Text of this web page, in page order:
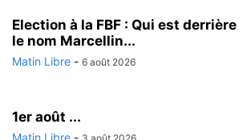
Election à la FBF : Qui est derrière
le nom Marcellin...
Matin Libre - 6 août 2026
1er août ...